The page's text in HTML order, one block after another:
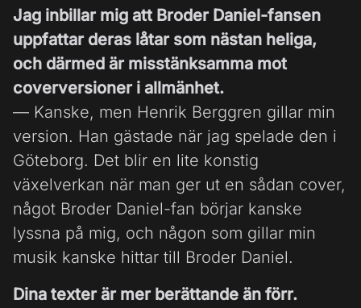
Jag inbillar mig att Broder Daniel-fansen
uppfattar deras låtar som nästan heliga,
och därmed är misstänksamma mot
coverversioner i allmänhet.
— Kanske, men Henrik Berggren gillar min
version. Han gästade när jag spelade den i
Göteborg. Det blir en lite konstig
växelverkan när man ger ut en sådan cover,
något Broder Daniel-fan börjar kanske
lyssna på mig, och någon som gillar min
musik kanske hittar till Broder Daniel.
Dina texter är mer berättande än förr.